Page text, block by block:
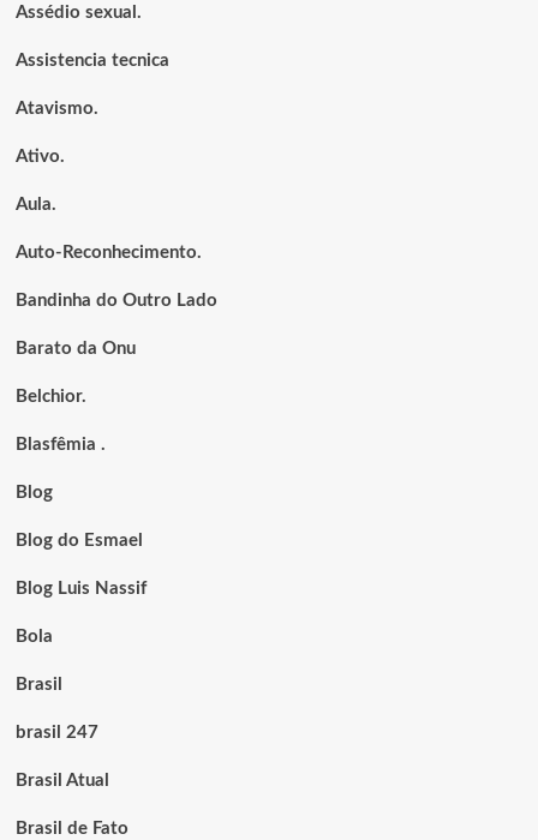
Assédio sexual.
Assistencia tecnica
Atavismo.
Ativo.
Aula.
Auto-Reconhecimento.
Bandinha do Outro Lado
Barato da Onu
Belchior.
Blasfêmia .
Blog
Blog do Esmael
Blog Luis Nassif
Bola
Brasil
brasil 247
Brasil Atual
Brasil de Fato